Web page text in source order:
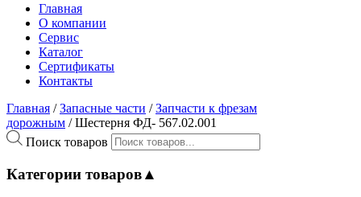
Главная
О компании
Сервис
Каталог
Сертификаты
Контакты
Главная /Запасные части /Запчасти к фрезам
дорожным / Шестерня ФД- 567.02.001
Поиск товаров
Категории товаров▲